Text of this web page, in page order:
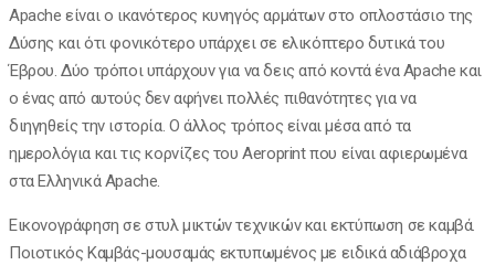
Apache είναι ο ικανότερος κυνηγός αρμάτων στο οπλοστάσιο της
Δύσης και ότι φονικότερο υπάρχει σε ελικόπτερο δυτικά του
Έβρου. Δύο τρόποι υπάρχουν για να δεις από κοντά ένα Apache και
ο ένας από αυτούς δεν αφήνει πολλές πιθανότητες για να
διηγηθείς την ιστορία. Ο άλλος τρόπος είναι μέσα από τα
ημερολόγια και τις κορνίζες του Aeroprint που είναι αφιερωμένα
στα Ελληνικά Apache.
Eικονογράφηση σε στυλ μικτών τεχνικών και εκτύπωση σε καμβά.
Ποιοτικός Kαμβάς-μουσαμάς εκτυπωμένος με ειδικά αδιάβροχα